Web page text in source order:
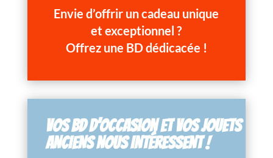
Envie d’offrir un cadeau unique
et exceptionnel ?
Offrez une BD dédicacée !
VOS BD D’OCCASION ET VOS JOUETS
ANCIENS NOUS INTÉRESSENT !